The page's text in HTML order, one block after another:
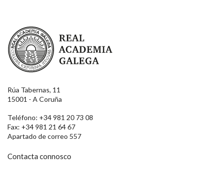
Real Academia Galega
Rúa Tabernas, 11
15001 - A Coruña
Teléfono: +34 981 20 73 08
Fax: +34 981 21 64 67
Apartado de correo 557
Contacta connosco